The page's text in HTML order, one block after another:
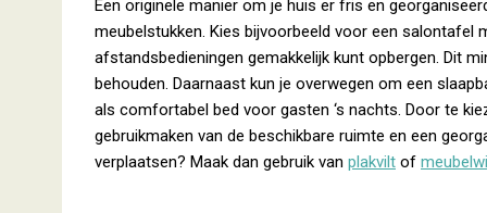
Een originele manier om je huis er fris en
meubelstukken. Kies bijvoorbeeld voor een salontafel
afstandsbedieningen gemakkelijk kunt opbergen. Dit
behouden. Daarnaast kun je overwegen om een
als comfortabel bed voor gasten ‘s nachts. Door te
gebruikmaken van de beschikbare ruimte en een
verplaatsen? Maak dan gebruik van plakvilt of